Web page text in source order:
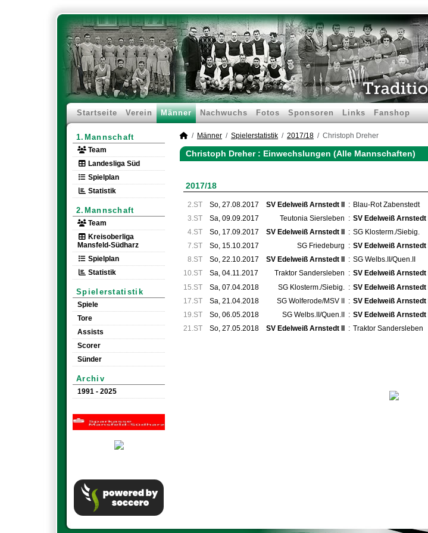
Startseite Verein Männer Nachwuchs Fotos Sponsoren Links Fanshop
1.Mannschaft
Team
Landesliga Süd
Spielplan
Statistik
2.Mannschaft
Team
Kreisoberliga
Mansfeld-Südharz
Spielplan
Statistik
Spielerstatistik
Spiele
Tore
Assists
Scorer
Sünder
Archiv
1991 - 2025
Männer Spielerstatistik 2017/18 Christoph Dreher
Christoph Dreher : Einwechslungen (Alle Mannschaften)
2017/18
2.ST So, 27.08.2017 SV Edelweiß Arnstedt II : Blau-Rot Zabenstedt
3.ST Sa, 09.09.2017 Teutonia Siersleben : SV Edelweiß Arnstedt II
4.ST So, 17.09.2017 SV Edelweiß Arnstedt II : SG Klosterm./Siebig.
7.ST So, 15.10.2017 SG Friedeburg : SV Edelweiß Arnstedt II
8.ST So, 22.10.2017 SV Edelweiß Arnstedt II : SG Welbs.II/Quen.II
10.ST Sa, 04.11.2017 Traktor Sandersleben : SV Edelweiß Arnstedt II
15.ST Sa, 07.04.2018 SG Klosterm./Siebig. : SV Edelweiß Arnstedt II
17.ST Sa, 21.04.2018 SG Wolferode/MSV II : SV Edelweiß Arnstedt II
19.ST So, 06.05.2018 SG Welbs.II/Quen.II : SV Edelweiß Arnstedt II
21.ST So, 27.05.2018 SV Edelweiß Arnstedt II : Traktor Sandersleben